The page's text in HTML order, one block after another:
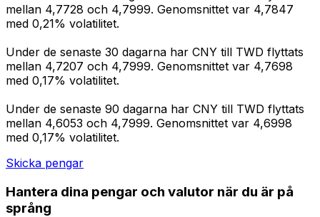
mellan 4,7728 och 4,7999. Genomsnittet var 4,7847
med 0,21% volatilitet.
Under de senaste 30 dagarna har CNY till TWD flyttats
mellan 4,7207 och 4,7999. Genomsnittet var 4,7698
med 0,17% volatilitet.
Under de senaste 90 dagarna har CNY till TWD flyttats
mellan 4,6053 och 4,7999. Genomsnittet var 4,6998
med 0,17% volatilitet.
Skicka pengar
Hantera dina pengar och valutor när du är på
språng